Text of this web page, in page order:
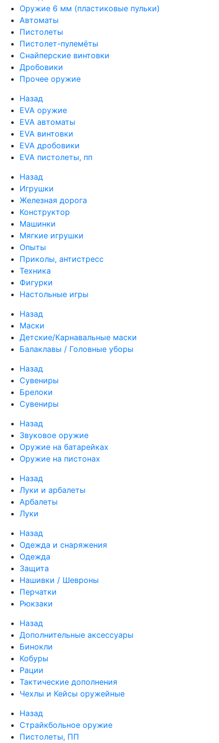
Оружие 6 мм (пластиковые пульки)
Автоматы
Пистолеты
Пистолет-пулемёты
Снайперские винтовки
Дробовики
Прочее оружие
Назад
EVA оружие
EVA автоматы
EVA винтовки
EVA дробовики
EVA пистолеты, пп
Назад
Игрушки
Железная дорога
Конструктор
Машинки
Мягкие игрушки
Опыты
Приколы, антистресс
Техника
Фигурки
Настольные игры
Назад
Маски
Детские/Карнавальные маски
Балаклавы / Головные уборы
Назад
Сувениры
Брелоки
Сувениры
Назад
Звуковое оружие
Оружие на батарейках
Оружие на пистонах
Назад
Луки и арбалеты
Арбалеты
Луки
Назад
Одежда и снаряжения
Одежда
Защита
Нашивки / Шевроны
Перчатки
Рюкзаки
Назад
Дополнительные аксессуары
Бинокли
Кобуры
Рации
Тактические дополнения
Чехлы и Кейсы оружейные
Назад
Страйкбольное оружие
Пистолеты, ПП